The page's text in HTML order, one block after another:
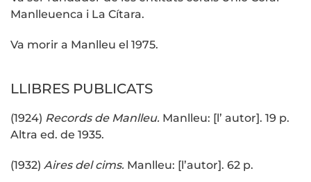
Manlleuenca i La Cítara.
Va morir a Manlleu el 1975.
LLIBRES PUBLICATS
(1924) Records de Manlleu. Manlleu: [l’ autor]. 19 p.
Altra ed. de 1935.
(1932) Aires del cims. Manlleu: [l’autor]. 62 p.